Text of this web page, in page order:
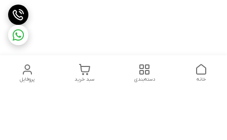
پروفایل سبد خرید دسته‌بندی خانه